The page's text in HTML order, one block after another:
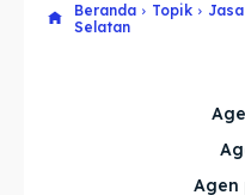
Explore
Explore
Beranda Topik
Selatan
Agen